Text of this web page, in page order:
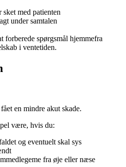
med patienten
under samtalen
forberede spørgsmål hjemmefra
i ventetiden.
en mindre akut skade.
være, hvis du:
og eventuelt skal sys
fra øje eller næse